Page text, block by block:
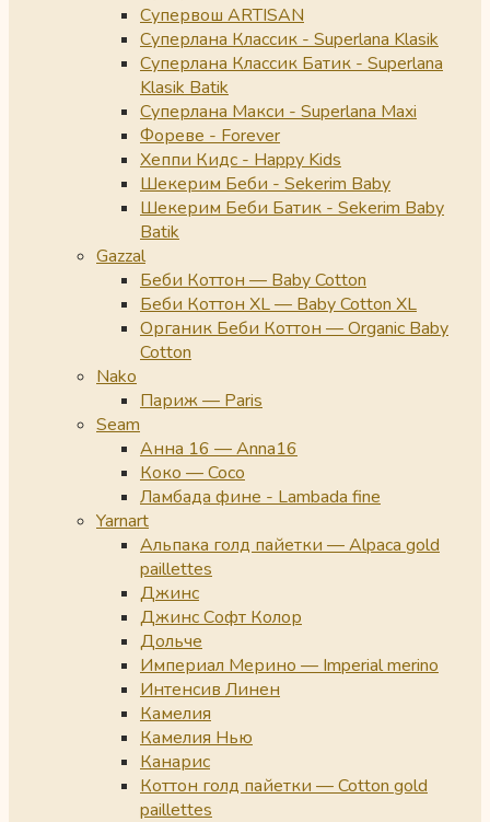
Супервош ARTISAN
Суперлана Классик - Superlana Klasik
Суперлана Классик Батик - Superlana
Klasik Batik
Суперлана Макси - Superlana Maxi
Фореве - Forever
Хеппи Кидс - Happy Kids
Шекерим Беби - Sekerim Baby
Шекерим Беби Батик - Sekerim Baby
Batik
Gazzal
Беби Коттон — Baby Cotton
Беби Коттон XL — Baby Cotton XL
Органик Беби Коттон — Organic Baby
Cotton
Nako
Париж — Paris
Seam
Анна 16 — Anna16
Коко — Coco
Ламбада фине - Lambada fine
Yarnart
Альпака голд пайетки — Alpaca gold
paillettes
Джинс
Джинс Софт Колор
Дольче
Империал Мерино — Imperial merino
Интенсив Линен
Камелия
Камелия Нью
Канарис
Коттон голд пайетки — Cotton gold
paillettes